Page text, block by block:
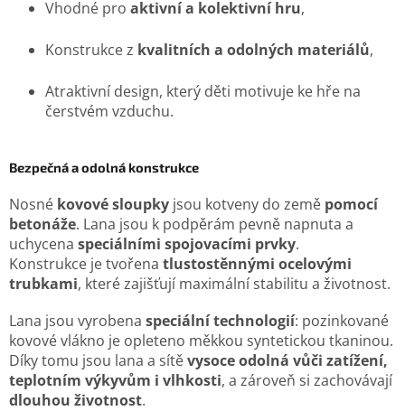
Vhodné pro aktivní a kolektivní hru,
Konstrukce z kvalitních a odolných materiálů,
Atraktivní design, který děti motivuje ke hře na
čerstvém vzduchu.
Bezpečná a odolná konstrukce
Nosné kovové sloupky jsou kotveny do země pomocí
betonáže. Lana jsou k podpěrám pevně napnuta a
uchycena speciálními spojovacími prvky.
Konstrukce je tvořena tlustostěnnými ocelovými
trubkami, které zajišťují maximální stabilitu a životnost.
Lana jsou vyrobena speciální technologií: pozinkované
kovové vlákno je opleteno měkkou syntetickou tkaninou.
Díky tomu jsou lana a sítěvysoce odolná vůči zatížení,
teplotním výkyvům i vlhkosti, a zároveň si zachovávají
dlouhou životnost.